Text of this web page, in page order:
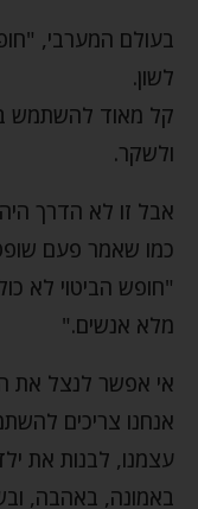
בעולם המערבי,
לשון.
קל מאוד להשתמש
ולשקר.
אבל זו לא הדרך
כמו שאמר פעם
"חופש הביטוי לא
מלא אנשים."
אי אפשר לנצל את
אנחנו צריכים
עצמנו, לבנות את
באמונה, באהבה,